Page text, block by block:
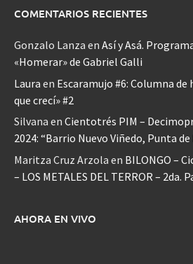
COMENTARIOS RECIENTES
Gonzalo Lanza en Así y Asá.
«Homerar» de Gabriel Galli
Laura en Escaramujo #6: Columna
que crecí» #2
Silvana en Cientotrés PIM –
2024: “Barrio Nuevo Viñedo, Punta de
Maritza Cruz Arzola en BILONGO –
– LOS METALES DEL TERROR – 2da.
AHORA EN VIVO